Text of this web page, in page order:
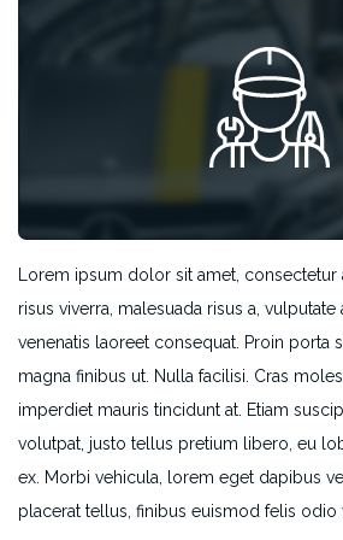
Lorem ipsum dolor sit amet,
risus viverra, malesuada risus a, vulputate
venenatis laoreet consequat. Proin porta
magna finibus ut. Nulla facilisi. Cras
imperdiet mauris tincidunt at. Etiam
volutpat, justo tellus pretium libero, eu
ex. Morbi vehicula, lorem eget dapibus
placerat tellus, finibus euismod felis odio